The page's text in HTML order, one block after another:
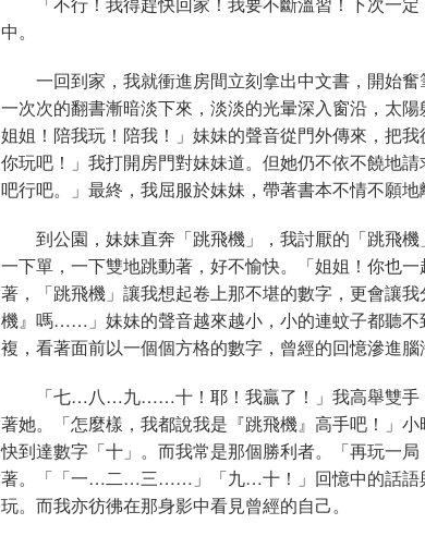
中。
一回到家，我就衝進房間立刻拿出中文書，開始
一次次的翻書漸暗淡下來，淡淡的光暈深入窗沿，太
姐姐！陪我玩！陪我！」妹妹的聲音從門外傳來，把
你玩吧！」我打開房門對妹妹道。但她仍不依不饒地
吧行吧。」最終，我屈服於妹妹，帶著書本不情不願
到公園，妹妹直奔「跳飛機」，我討厭的「跳
一下單，一下雙地跳動著，好不愉快。「姐姐！你也
著，「跳飛機」讓我想起卷上那不堪的數字，更會讓
機』嗎……」妹妹的聲音越來越小，小的連蚊子都聽
複，看著面前以一個個方格的數字，曾經的回憶滲進
「七…八…九……十！耶！我贏了！」我高舉雙手
著她。「怎麼樣，我都說我是『跳飛機』高手吧！」
快到達數字「十」。而我常是那個勝利者。「再玩一
著。「「一…二…三……」「九…十！」回憶中的話語
玩。而我亦彷彿在那身影中看見曾經的自己。